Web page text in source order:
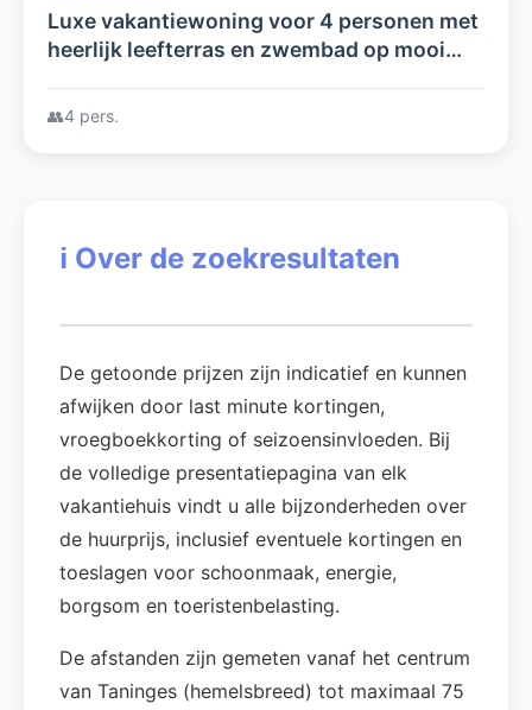
Luxe vakantiewoning voor 4 personen met
heerlijk leefterras en zwembad op mooi
👥4 pers.
ℹ️ Over de zoekresultaten
De getoonde prijzen zijn indicatief en kunnen
afwijken door last minute kortingen,
vroegboekkorting of seizoensinvloeden. Bij
de volledige presentatiepagina van elk
vakantiehuis vindt u alle bijzonderheden over
de huurprijs, inclusief eventuele kortingen en
toeslagen voor schoonmaak, energie,
borgsom en toeristenbelasting.
De afstanden zijn gemeten vanaf het centrum
van Taninges (hemelsbreed) tot maximaal 75